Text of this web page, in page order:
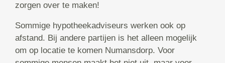
zorgen over te maken!
Sommige hypotheekadviseurs werken ook op
afstand. Bij andere partijen is het alleen mogelijk
om op locatie te komen Numansdorp. Voor